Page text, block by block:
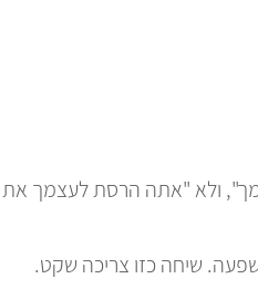
ולא "אתה הרסת לעצמך את
שיחה כזו צריכה שקט.